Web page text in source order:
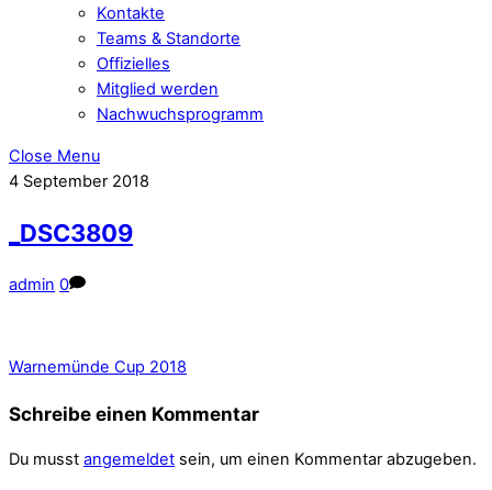
Kontakte
Teams & Standorte
Offizielles
Mitglied werden
Nachwuchsprogramm
Close Menu
4 September 2018
_DSC3809
admin 0
Warnemünde Cup 2018
Schreibe einen Kommentar
Du musst angemeldet sein, um einen Kommentar abzugeben.